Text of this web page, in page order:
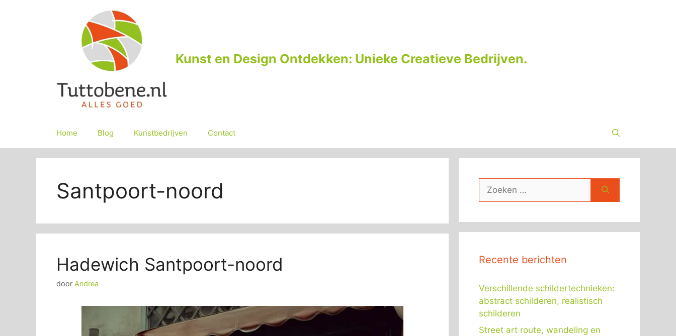
Kunst en Design Ontdekken: Unieke Creatieve Bedrijven.
Home Blog Kunstbedrijven Contact
Santpoort-noord
Hadewich Santpoort-noord
door Andrea
naar:
Recente berichten
Verschillende schildertechnieken:
abstract schilderen, realistisch
schilderen
Street art route, wandeling en